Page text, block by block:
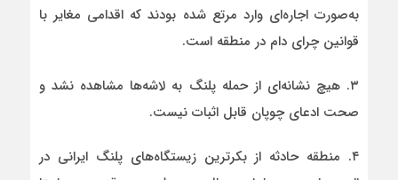
به‌صورت اجاره‌ای وارد مرتع شده بودند که اقدامی مغایر با
قوانین چرای دام در منطقه است.
۳. هیچ نشانه‌ای از حمله پلنگ به لاشه‌ها مشاهده نشد و
صحت ادعای چوپان قابل اثبات نیست.
۴. منطقه حادثه از بکرترین زیستگاه‌های پلنگ ایرانی در